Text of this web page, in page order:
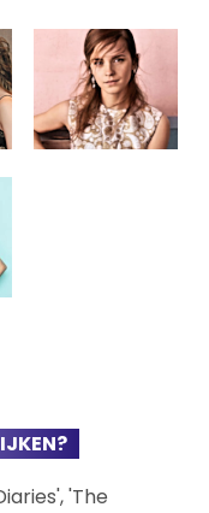
'The